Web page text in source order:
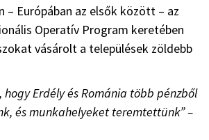
Európában az elsők között – az
Operatív Program keretében
vásárolt a települések zöldebb
Erdély és Románia több pénzből
és munkahelyeket teremtettünk” –